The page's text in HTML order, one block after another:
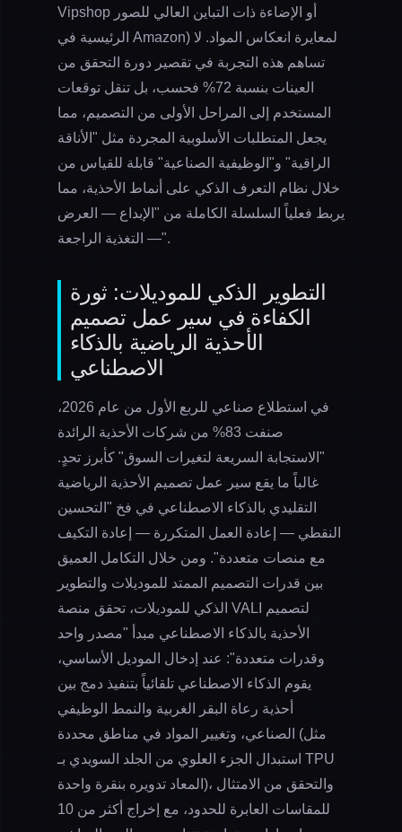
Vipshop أو الإضاءة ذات التباين العالي للصور
الرئيسية في Amazon) لمعايرة انعكاس المواد. لا
تساهم هذه التجربة في تقصير دورة التحقق من
العينات بنسبة 72% فحسب، بل تنقل توقعات
المستخدم إلى المراحل الأولى من التصميم، مما
يجعل المتطلبات الأسلوبية المجردة مثل "الأناقة
الراقية" و"الوظيفية الصناعية" قابلة للقياس من
خلال نظام التعرف الذكي على أنماط الأحذية، مما
يربط فعلياً السلسلة الكاملة من "الإبداع — العرض
— التغذية الراجعة".
التطوير الذكي للموديلات: ثورة
الكفاءة في سير عمل تصميم
الأحذية الرياضية بالذكاء
الاصطناعي
في استطلاع صناعي للربع الأول من عام 2026،
صنفت 83% من شركات الأحذية الرائدة
"الاستجابة السريعة لتغيرات السوق" كأبرز تحدٍ.
غالباً ما يقع سير عمل تصميم الأحذية الرياضية
التقليدي بالذكاء الاصطناعي في فخ "التحسين
النقطي — إعادة العمل المتكررة — إعادة التكيف
مع منصات متعددة". ومن خلال التكامل العميق
بين قدرات التصميم الممتد للموديلات و التطوير
الذكي للموديلات، تحقق منصة VALI لتصميم
الأحذية بالذكاء الاصطناعي مبدأ "مصدر واحد
وقدرات متعددة": عند إدخال الموديل الأساسي،
يقوم الذكاء الاصطناعي تلقائياً بتنفيذ دمج بين
أحذية رعاة البقر الغربية والنمط الوظيفي
الصناعي، وتغيير المواد في مناطق محددة (مثل
استبدال الجزء العلوي من الجلد السويدي بـ TPU
المعاد تدويره بنقرة واحدة)، والتحقق من الامتثال
للمقاسات العابرة للحدود، مع إخراج أكثر من 10